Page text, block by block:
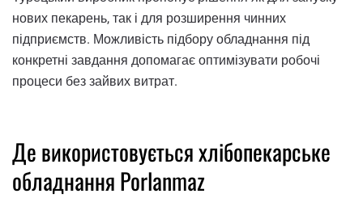
нових пекарень, так і для розширення чинних
підприємств. Можливість підбору обладнання під
конкретні завдання допомагає оптимізувати робочі
процеси без зайвих витрат.
Де використовується хлібопекарське
обладнання Porlanmaz